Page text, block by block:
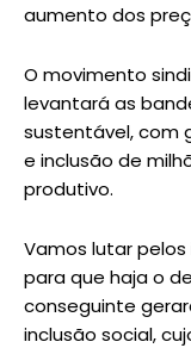
aumento dos
O movimento
levantará as
sustentável, com
e inclusão de
produtivo.
Vamos lutar
para que haja o
conseguinte
inclusão social,